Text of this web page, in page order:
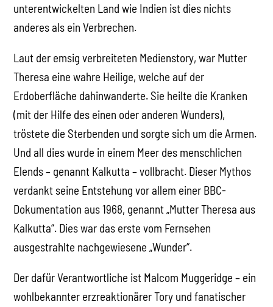
unterentwickelten Land wie Indien ist dies nichts
anderes als ein Verbrechen.
Laut der emsig verbreiteten Medienstory, war Mutter
Theresa eine wahre Heilige, welche auf der
Erdoberfläche dahinwanderte. Sie heilte die Kranken
(mit der Hilfe des einen oder anderen Wunders),
tröstete die Sterbenden und sorgte sich um die Armen.
Und all dies wurde in einem Meer des menschlichen
Elends – genannt Kalkutta – vollbracht. Dieser Mythos
verdankt seine Entstehung vor allem einer BBC-
Dokumentation aus 1968, genannt „Mutter Theresa aus
Kalkutta“. Dies war das erste vom Fernsehen
ausgestrahlte nachgewiesene „Wunder“.
Der dafür Verantwortliche ist Malcom Muggeridge – ein
wohlbekannter erzreaktionärer Tory und fanatischer